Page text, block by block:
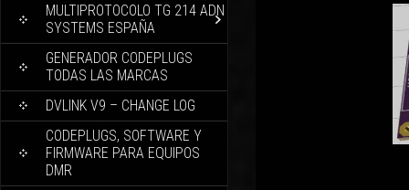
MULTIPROTOCOLO TG 214 ADN
SYSTEMS ESPAÑA
GENERADOR CODEPLUGS
TODAS LAS MARCAS
DVLINK V9 – CHANGE LOG
CODEPLUGS, SOFTWARE Y
FIRMWARE PARA EQUIPOS
DMR